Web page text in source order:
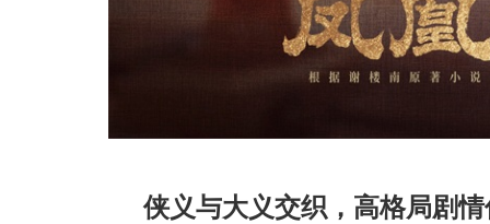
侠义与大义交织，高格局剧